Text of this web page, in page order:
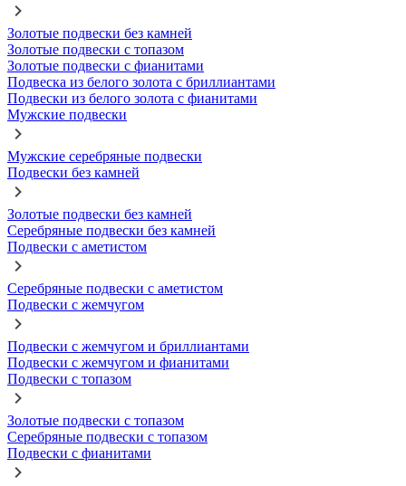
Золотые подвески без камней
Золотые подвески с топазом
Золотые подвески с фианитами
Подвеска из белого золота с бриллиантами
Подвески из белого золота с фианитами
Мужские подвески
Мужские серебряные подвески
Подвески без камней
Золотые подвески без камней
Серебряные подвески без камней
Подвески с аметистом
Серебряные подвески с аметистом
Подвески с жемчугом
Подвески с жемчугом и бриллиантами
Подвески с жемчугом и фианитами
Подвески с топазом
Золотые подвески с топазом
Серебряные подвески с топазом
Подвески с фианитами